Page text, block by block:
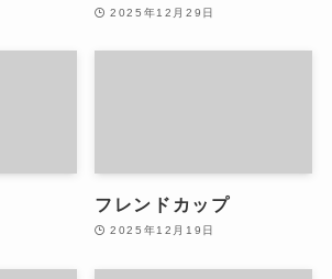
2025年12月29日
フレンドカップ
2025年12月19日